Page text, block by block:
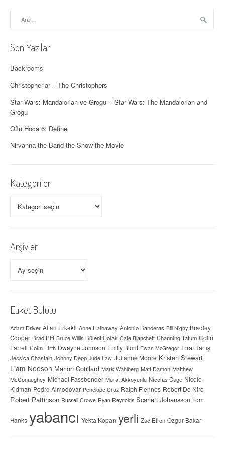
l
a
ş
ı
m
ı
Son Yazılar
Backrooms
Christopherlar – The Christophers
Star Wars: Mandalorian ve Grogu – Star Wars: The Mandalorian and
Grogu
Oflu Hoca 6: Define
Nirvanna the Band the Show the Movie
Kategoriler
Arşivler
Etiket Bulutu
Adam Driver Altan Erkekli Anne Hathaway Antonio Banderas Bill Nighy Bradley
Cooper Brad Pitt Bruce Willis Bülent Çolak Cate Blanchett Channing Tatum Colin
Farrell Colin Firth Dwayne Johnson Emily Blunt Ewan McGregor Fırat Tanış
Jessica Chastain Johnny Depp Jude Law Julianne Moore Kristen Stewart
Liam Neeson Marion Cotillard Mark Wahlberg Matt Damon Matthew
McConaughey Michael Fassbender Murat Akkoyunlu Nicolas Cage Nicole
Kidman Pedro Almodóvar Penélope Cruz Ralph Fiennes Robert De Niro
Robert Pattinson Russell Crowe Ryan Reynolds Scarlett Johansson Tom
Hanks yabancı Yekta Kopan yerli Zac Efron Özgür Bakar